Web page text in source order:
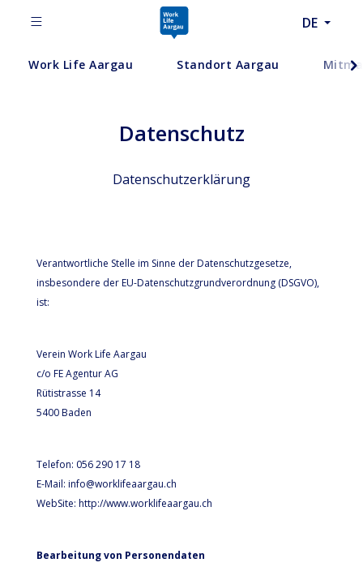
DE
Work Life Aargau Standort Aargau
Datenschutz
Datenschutzerklärung
Verantwortliche Stelle im Sinne der Datenschutzgesetze,
insbesondere der EU-Datenschutzgrundverordnung (DSGVO),
ist:
Verein Work Life Aargau
c/o FE Agentur AG
Rütistrasse 14
5400 Baden
Telefon: 056 290 17 18
E-Mail: info@worklifeaargau.ch
WebSite: http://www.worklifeaargau.ch
Bearbeitung von Personendaten